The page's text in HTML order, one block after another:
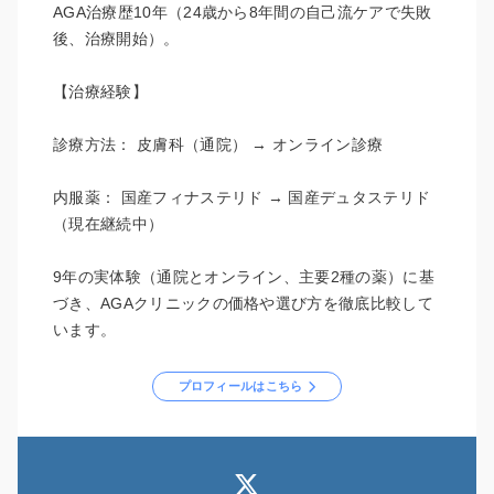
AGA治療歴10年（24歳から8年間の自己流ケアで失敗
後、治療開始）。
【治療経験】
診療方法： 皮膚科（通院） → オンライン診療
内服薬： 国産フィナステリド → 国産デュタステリド
（現在継続中）
9年の実体験（通院とオンライン、主要2種の薬）に基
づき、AGAクリニックの価格や選び方を徹底比較して
います。
プロフィールはこちら